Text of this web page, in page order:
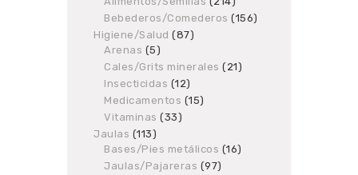
products
Bebederos/Comederos 156156
Higiene/Salud 8787
Arenas 55
products
Cales/Grits minerales 2121
Insecticidas 1212
products
Medicamentos 1515
Vitaminas 3333
Jaulas 113113
products
Bases/Pies metálicos 1616
Jaulas/Pajareras 9797